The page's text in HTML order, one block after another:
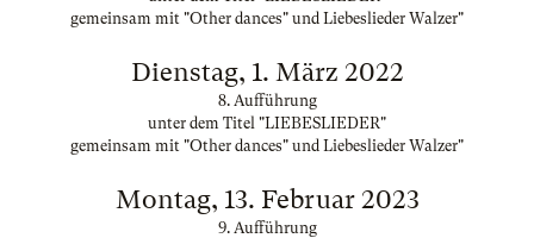
gemeinsam mit "Other dances" und Liebeslieder Walzer"
Dienstag, 1. März 2022
8. Aufführung
unter dem Titel "LIEBESLIEDER"
gemeinsam mit "Other dances" und Liebeslieder Walzer"
Montag, 13. Februar 2023
9. Aufführung